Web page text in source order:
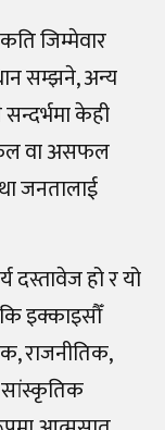
जिम्मेवार
सम्झने, अन्य
केही
वा असफल
जनतालाई
दस्तावेज हो र यो
इक्काइसौँ
राजनीतिक,